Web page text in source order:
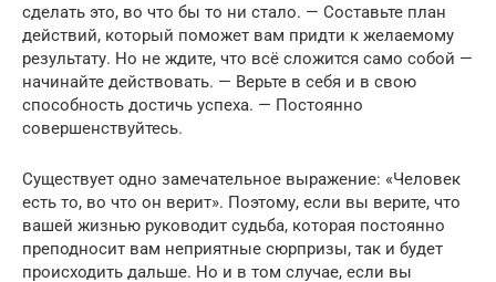
сделать это, во что бы то ни стало. — Составьте план
действий, который поможет вам придти к желаемому
результату. Но не ждите, что всё сложится само собой —
начинайте действовать. — Верьте в себя и в свою
способность достичь успеха. — Постоянно
совершенствуйтесь.
Существует одно замечательное выражение: «Человек
есть то, во что он верит». Поэтому, если вы верите, что
вашей жизнью руководит судьба, которая постоянно
преподносит вам неприятные сюрпризы, так и будет
происходить дальше. Но и в том случае, если вы